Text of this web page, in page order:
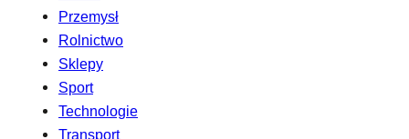
Przemysł
Rolnictwo
Sklepy
Sport
Technologie
Transport